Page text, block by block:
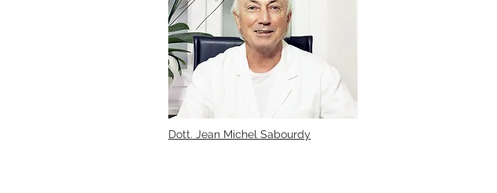
Dott. Jean Michel Sabourdy